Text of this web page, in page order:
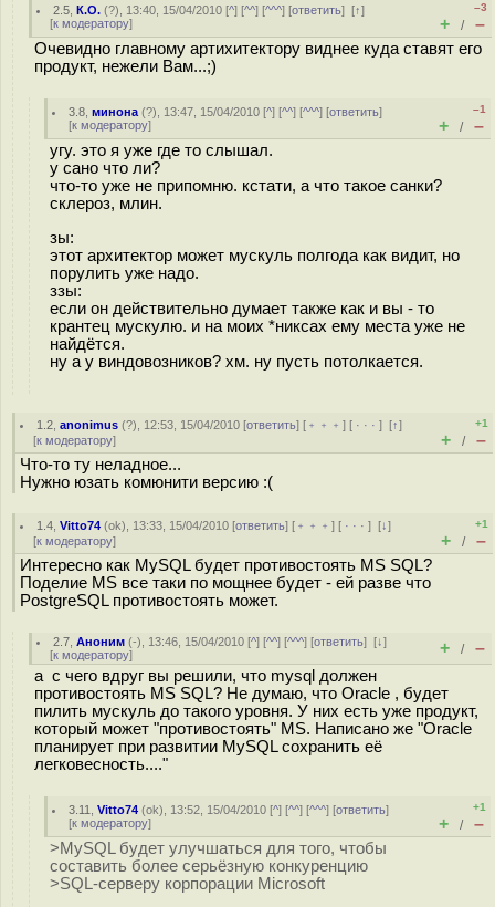
2.5 ,К.О. (?), 13:40, 15/04/2010 [^] [^^] [^^^] [ответить][↑]
[к модератору]
–3
+ / –
Очевидно главному артихитектору виднее куда ставят его
продукт, нежели Вам...;)
3.8 ,минона (?), 13:47, 15/04/2010 [^] [^^] [^^^] [ответить]
[к модератору]
–1
+ / –
угу. это я уже где то слышал.
у сано что ли?
что-то уже не припомню. кстати, а что такое санки?
склероз, млин.
зы:
этот архитектор может мускуль полгода как видит, но
порулить уже надо.
ззы:
если он действительно думает также как и вы - то
крантец мускулю. и на моих *никсах ему места уже не
найдётся.
ну а у виндовозников? хм. ну пусть потолкается.
1.2 ,anonimus (?), 12:53, 15/04/2010 [ответить] [ ﹢﹢﹢] [ · · ·][↑]
[к модератору]
+1
+ / –
Что-то ту неладное...
Нужно юзать комюнити версию :(
1.4 ,Vitto74 (ok), 13:33, 15/04/2010 [ответить] [ ﹢﹢﹢] [ · · ·][↓]
[к модератору]
+1
+ / –
Интересно как MySQL будет противостоять MS SQL?
Поделие MS все таки по мощнее будет - ей разве что
PostgreSQL противостоять может.
2.7 ,Аноним (-), 13:46, 15/04/2010 [^] [^^] [^^^] [ответить][↓]
[к модератору] + / –
а с чего вдруг вы решили, что mysql должен
противостоять MS SQL? Не думаю, что Oracle , будет
пилить мускуль до такого уровня. У них есть уже продукт,
который может "противостоять" MS. Написано же "Oracle
планирует при развитии MySQL сохранить её
легковесность...."
3.11 ,Vitto74 (ok), 13:52, 15/04/2010 [^] [^^] [^^^] [ответить]
[к модератору]
+1
+ / –
>MySQL будет улучшаться для того, чтобы
составить более серьёзную конкуренцию
>SQL-серверу корпорации Microsoft